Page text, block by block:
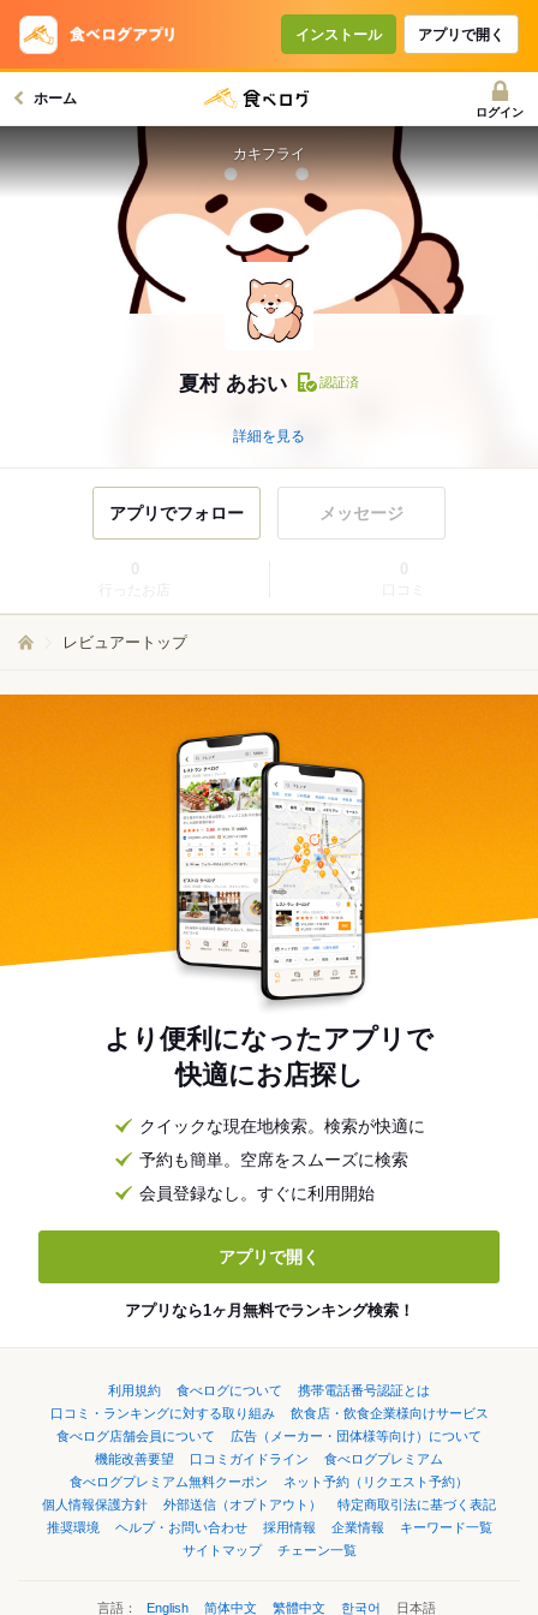
インストール アプリで開く
ホーム
ログイン
夏村 あおい 認証済
詳細を見る
カキフライ
アプリでフォロー メッセージ
レビュアートップ
より便利になったアプリで
快適にお店探し
クイックな現在地検索。検索が快適に
予約も簡単。空席をスムーズに検索
会員登録なし。すぐに利用開始
アプリで開く
アプリなら1ヶ月無料でランキング検索！
利用規約 食べログについて
携帯電話番号認証とは
口コミ・ランキングに対する取り組み
飲食店・飲食企業様向けサービス
食べログ店舗会員について
広告（メーカー・団体様等向け）について
機能改善要望
口コミガイドライン
食べログプレミアム
食べログプレミアム無料クーポン
ネット予約（リクエスト予約）
個人情報保護方針
外部送信（オプトアウト）
特定商取引法に基づく表記
推奨環境
ヘルプ・お問い合わせ 採用情報 企業情報
キーワード一覧
サイトマップ
チェーン一覧
言語： English 简体中文 繁體中文 한국어 日本語